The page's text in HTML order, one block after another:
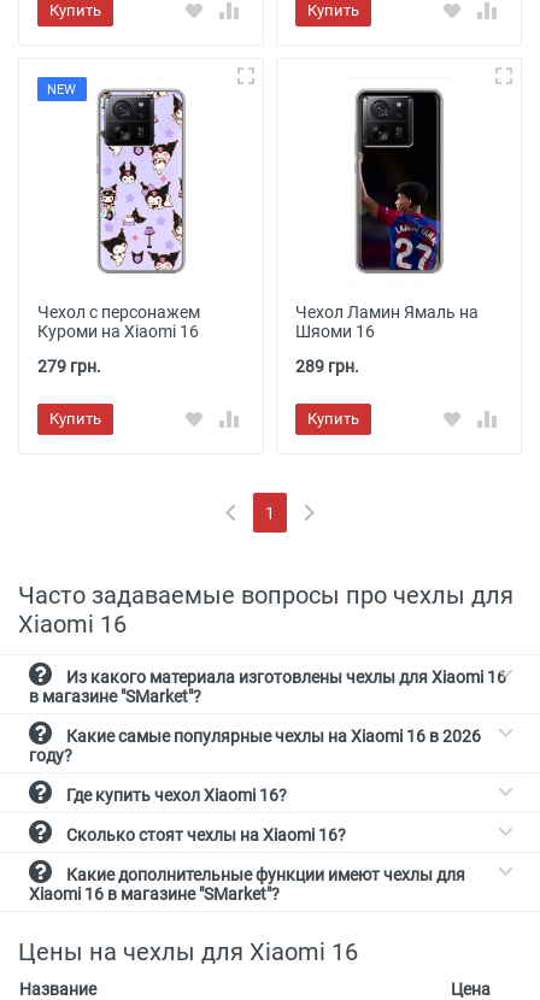
Купить Купить
NEW
Чехол с персонажем
Куроми на Xiaomi 16
279 грн.
Купить
Чехол Ламин Ямаль на
Шяоми 16
289 грн.
Купить
1
(current)
Часто задаваемые вопросы про чехлы для
Xiaomi 16
в магазине "SMarket"?
году?
Где купить чехол Xiaomi 16?
Сколько стоят чехлы на Xiaomi 16?
Xiaomi 16 в магазине "SMarket"?
Цены на чехлы для Xiaomi 16
Название
Цена